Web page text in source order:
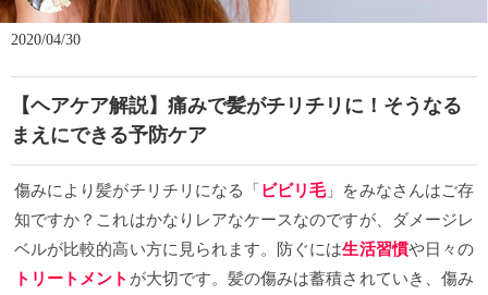
2020/04/30
【ヘアケア解説】痛みで髪がチリチリに！そうなる
まえにできる予防ケア
傷みにより髪がチリチリになる「 ビビリ毛」をみなさんはご存
知ですか？これはかなりレアなケースなのですが、ダメージレ
ベルが比較的高い方に見られます。防ぐには生活習慣や日々の
トリートメント が大切です。髪の傷みは蓄積されていき、傷み